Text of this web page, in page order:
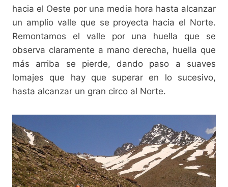
hacia el Oeste por una media hora hasta alcanzar
un amplio valle que se proyecta hacia el Norte.
Remontamos el valle por una huella que se
observa claramente a mano derecha, huella que
más arriba se pierde, dando paso a suaves
lomajes que hay que superar en lo sucesivo,
hasta alcanzar un gran circo al Norte.